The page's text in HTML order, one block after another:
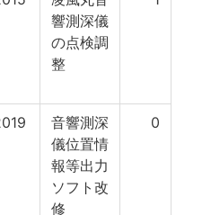
響測深儀
の点検調
整
音響測深
儀位置情
報等出力
ソフト改
修
0